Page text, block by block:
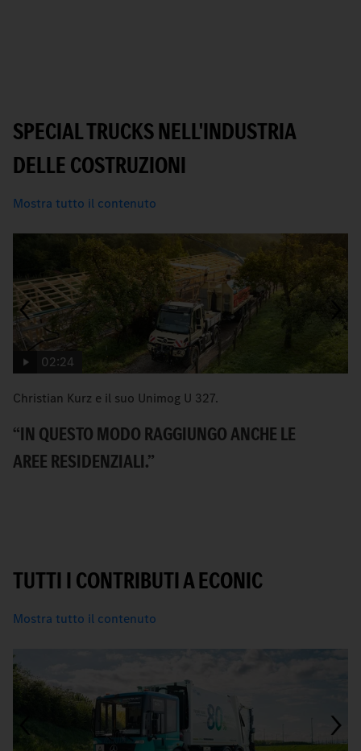
SPECIAL TRUCKS NELL'INDUSTRIA
DELLE COSTRUZIONI
Mostra tutto il contenuto
02:24
Christian Kurz e il suo Unimog U 327.
“IN QUESTO MODO RAGGIUNGO ANCHE LE
AREE RESIDENZIALI.”
TUTTI I CONTRIBUTI A ECONIC
Mostra tutto il contenuto